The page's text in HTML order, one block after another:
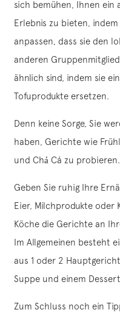
sich bemühen, Ihnen ein
Erlebnis zu bieten,
anpassen, dass sie den
anderen
ähnlich sind, indem sie
Tofuprodukte ersetzen.
Denn keine Sorge, Sie
haben, Gerichte wie
und Chả Cá zu probieren.
Geben Sie ruhig Ihre
Eier, Milchprodukte oder
Köche die Gerichte an
Im Allgemeinen besteht
aus 1 oder 2
Suppe und einem
Zum Schluss noch ein